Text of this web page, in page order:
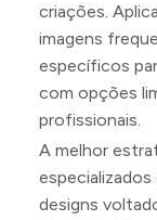
criações.
imagens
específicos
com opções
profissionais.
A melhor
designs